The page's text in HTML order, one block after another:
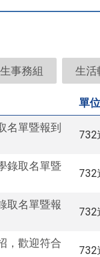
事務組 生活
單位
名單暨報到
732
錄取名單暨
732
取名單暨報
732
，歡迎符合
732